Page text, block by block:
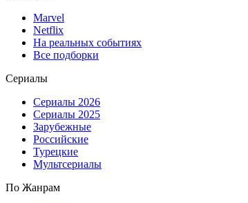
Marvel
Netflix
На реальных событиях
Все подборки
Сериалы
Сериалы 2026
Сериалы 2025
Зарубежные
Российские
Турецкие
Мультсериалы
По Жанрам